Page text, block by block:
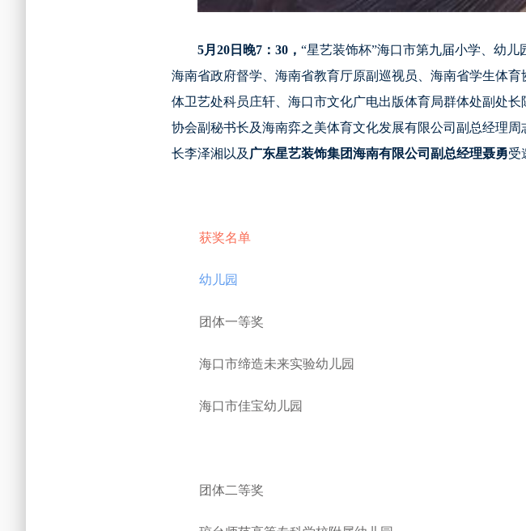
5月20日晚7：30， “星艺装饰杯”海口市第九届小学、幼
海南省政府督学、海南省教育厅原副巡视员、海南省学生体
体卫艺处科员庄轩、海口市文化广电出版体育局群体处副处
协会副秘书长及海南弈之美体育文化发展有限公司副总经理
长李泽湘以及 广东星艺装饰集团海南有限公司副总经理聂勇受
获奖名单
幼儿园
团体一等奖
海口市缔造未来实验幼儿园
海口市佳宝幼儿园
团体二等奖